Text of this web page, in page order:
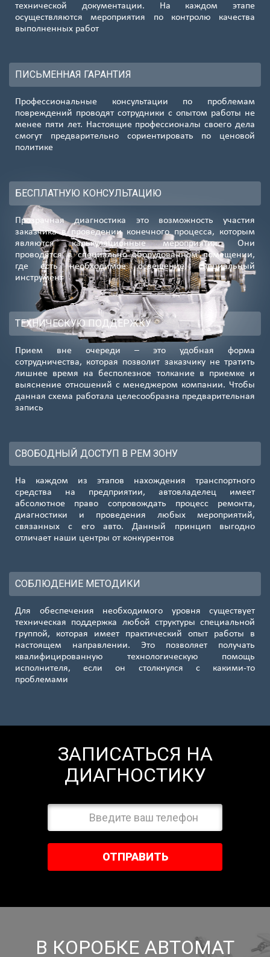
технической документации. На каждом этапе
осуществляются мероприятия по контролю качества
выполненных работ
ПИСЬМЕННАЯ ГАРАНТИЯ
Профессиональные консультации по проблемам
повреждений проводят сотрудники с опытом работы не
менее пяти лет. Настоящие профессионалы своего дела
смогут предварительно сориентировать по ценовой
политике
БЕСПЛАТНУЮ КОНСУЛЬТАЦИЮ
Прозрачная диагностика это возможность участия
заказчика в проведении конечного процесса, которым
являются калькуляционные мероприятия. Они
проводятся в специально оборудованном помещении,
где есть необходимое освещение, специальный
инструмент
ТЕХНИЧЕСКУЮ ПОДДЕРЖКУ
Прием вне очереди – это удобная форма
сотрудничества, которая позволит заказчику не тратить
лишнее время на бесполезное толкание в приемке и
выяснение отношений с менеджером компании. Чтобы
данная схема работала целесообразна предварительная
запись
СВОБОДНЫЙ ДОСТУП В РЕМ ЗОНУ
На каждом из этапов нахождения транспортного
средства на предприятии, автовладелец имеет
абсолютное право сопровождать процесс ремонта,
диагностики и проведения любых мероприятий,
связанных с его авто. Данный принцип выгодно
отличает наши центры от конкурентов
СОБЛЮДЕНИЕ МЕТОДИКИ
Для обеспечения необходимого уровня существует
техническая поддержка любой структуры специальной
группой, которая имеет практический опыт работы в
настоящем направлении. Это позволяет получать
квалифицированную технологическую помощь
исполнителя, если он столкнулся с какими-то
проблемами
ЗАПИСАТЬСЯ НА
ДИАГНОСТИКУ
ОТПРАВИТЬ
В КОРОБКЕ АВТОМАТ